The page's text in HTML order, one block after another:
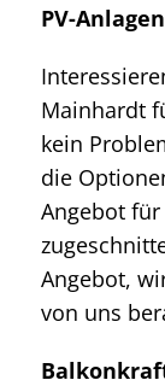
PV-
Mainhardt
kein
die
Angebot
Angebot,
von uns